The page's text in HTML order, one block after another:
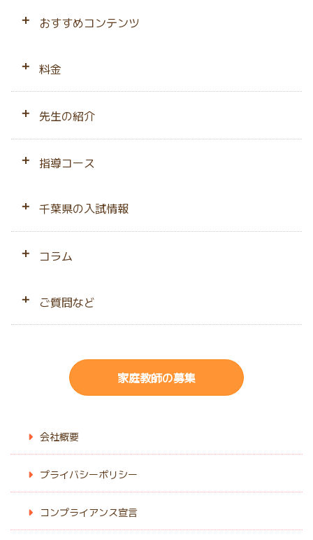
おすすめコンテンツ
はじめての方へ
千葉県専門の強み
無料の体験授業
料金
料金トップ
料金シミュレーション
先生の紹介
先生のプロフィール
相性ピッタリ保障
指導コース
小学生
発達障害
千葉県の入試情報
中学入試
高校入試
コラム
お役立ちコラム
ご質問など
サイトマップ
家庭教師の募集
会社概要
プライバシーポリシー
コンプライアンス宣言